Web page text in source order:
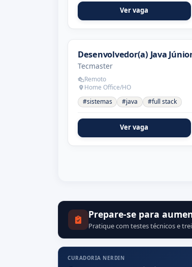
Ver vaga
Desenvolvedor(a) Java
Tecmaster
Remoto
Home Office/HO
#sistemas
#java #full stack
Ver vaga
Prepare-se para
Pratique com testes técnicos e
CURADORIA NERDIN